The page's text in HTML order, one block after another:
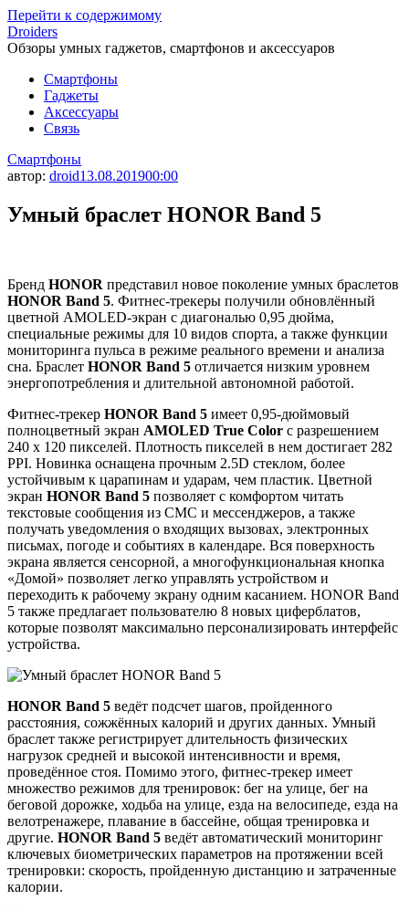
Перейти к содержимому
Droiders
Обзоры умных гаджетов, смартфонов и аксессуаров
Смартфоны
Гаджеты
Аксессуары
Связь
Смартфоны
автор: droid13.08.201900:00
Умный браслет HONOR Band 5
Бренд HONOR представил новое поколение умных браслетов
HONOR Band 5. Фитнес-трекеры получили обновлённый
цветной AMOLED-экран с диагональю 0,95 дюйма,
специальные режимы для 10 видов спорта, а также функции
мониторинга пульса в режиме реального времени и анализа
сна. Браслет HONOR Band 5 отличается низким уровнем
энергопотребления и длительной автономной работой.
Фитнес-трекер HONOR Band 5 имеет 0,95-дюймовый
полноцветный экран AMOLED True Color с разрешением
240 х 120 пикселей. Плотность пикселей в нем достигает 282
PPI. Новинка оснащена прочным 2.5D стеклом, более
устойчивым к царапинам и ударам, чем пластик. Цветной
экран HONOR Band 5 позволяет с комфортом читать
текстовые сообщения из СМС и мессенджеров, а также
получать уведомления о входящих вызовах, электронных
письмах, погоде и событиях в календаре. Вся поверхность
экрана является сенсорной, а многофункциональная кнопка
«Домой» позволяет легко управлять устройством и
переходить к рабочему экрану одним касанием. HONOR Band
5 также предлагает пользователю 8 новых циферблатов,
которые позволят максимально персонализировать интерфейс
устройства.
HONOR Band 5 ведёт подсчет шагов, пройденного
расстояния, сожжённых калорий и других данных. Умный
браслет также регистрирует длительность физических
нагрузок средней и высокой интенсивности и время,
проведённое стоя. Помимо этого, фитнес-трекер имеет
множество режимов для тренировок: бег на улице, бег на
беговой дорожке, ходьба на улице, езда на велосипеде, езда на
велотренажере, плавание в бассейне, общая тренировка и
другие. HONOR Band 5 ведёт автоматический мониторинг
ключевых биометрических параметров на протяжении всей
тренировки: скорость, пройденную дистанцию и затраченные
калории.